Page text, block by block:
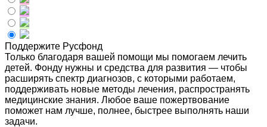
Поддержите Русфонд
Только благодаря вашей помощи мы помогаем лечить
детей. Фонду нужны и средства для развития — чтобы
расширять спектр диагнозов, с которыми работаем,
поддерживать новые методы лечения, распространять
медицинские знания. Любое ваше пожертвование
поможет нам лучше, полнее, быстрее выполнять наши
задачи.